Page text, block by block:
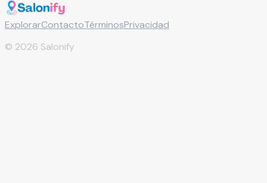
ExplorarContactoTérminosPrivacidad
© 2026 Salonify